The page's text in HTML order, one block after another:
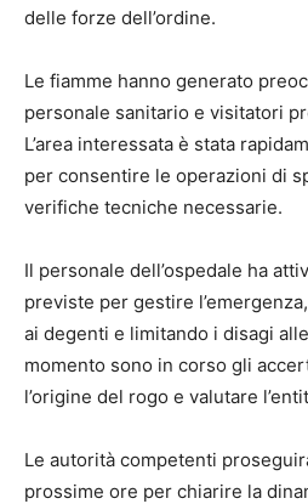
delle forze dell’ordine.
Le fiamme hanno generato
personale sanitario e visitatori
L’area interessata è stata
per consentire le operazioni di
verifiche tecniche necessarie.
Il personale dell’ospedale ha
previste per gestire
ai degenti e limitando i disagi
momento sono in corso gli
l’origine del rogo e valutare
Le autorità competenti
prossime ore per chiarire la